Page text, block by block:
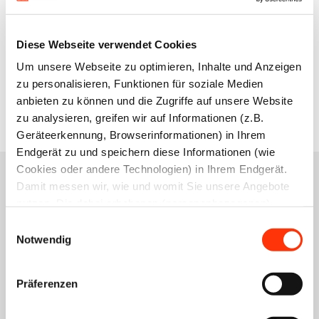
Diese Webseite verwendet Cookies
Um unsere Webseite zu optimieren, Inhalte und Anzeigen
zu personalisieren, Funktionen für soziale Medien
anbieten zu können und die Zugriffe auf unsere Website
zu analysieren, greifen wir auf Informationen (z.B.
Geräteerkennung, Browserinformationen) in Ihrem
Endgerät zu und speichern diese Informationen (wie
Cookies oder andere Technologien) in Ihrem Endgerät.
Damit messen wir, wie und womit Sie unsere Angebote
Werbung und Analysen weiter. Ihre Daten können mit
mehreren ausgewählten Partnern geteilt werden, die sich
je nach unseren aktuellen Geschäftsbeziehungen ändern
können. Indem Sie „Alle zulassen“ klicken, stimmen Sie
Notwendig
Präferenzen
Zur Übersicht
interessieren